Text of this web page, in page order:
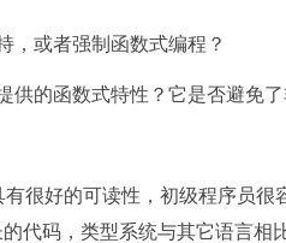
或者强制函数式编程？
的函数式特性？它是否避免了
好的可读性，初级程序员很
代码，类型系统与其它语言相